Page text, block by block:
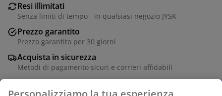
Resi illimitati
Senza limiti di tempo - in qualsiasi negozio JYSK
Prezzo garantito
Prezzo garantito per 30 giorni
Acquista in sicurezza
Metodi di pagamento sicuri e corrieri affidabili